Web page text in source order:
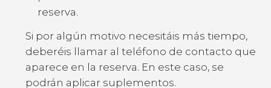
reserva.
Si por algún motivo necesitáis más tiempo,
deberéis llamar al teléfono de contacto que
aparece en la reserva. En este caso, se
podrán aplicar suplementos.